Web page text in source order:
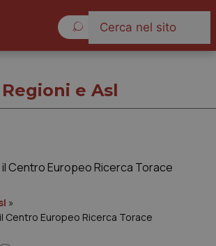
Regioni e Asl
»
Centro Europeo Ricerca Torace